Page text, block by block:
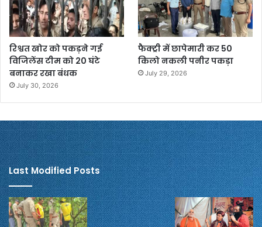
रिश्वत खोर को पकड़ने गई
विजिलेंस टीम को 20 घंटे
बनाकर रखा बंधक
July 30, 2026
फैक्ट्री में छापेमारी कर 50
किलो नकली पनीर पकड़ा
July 29, 2026
Last Modified Posts